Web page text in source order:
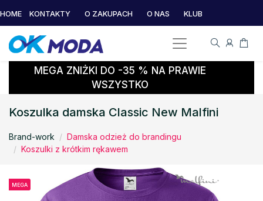
HOME KONTAKTY O ZAKUPACH O NAS KLUB
MEGA ZNIŻKI DO -35 % NA PRAWIE
WSZYSTKO
Koszulka damska Classic New Malfini
Brand-work
Damska odzież do brandingu
Koszulki z krótkim rękawem
MEGA